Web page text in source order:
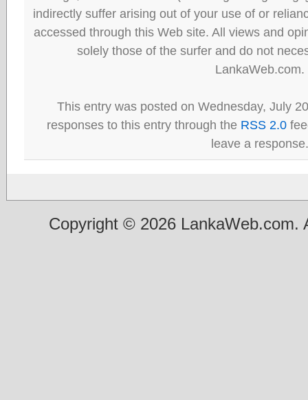
indirectly suffer arising out of your use of or
accessed through this Web site. All views and
solely those of the surfer and do not
LankaWeb.com.
This entry was posted on Wednesday, July
responses to this entry through the RSS 2.0
leave a response.
Copyright © 2026 LankaWeb.com.